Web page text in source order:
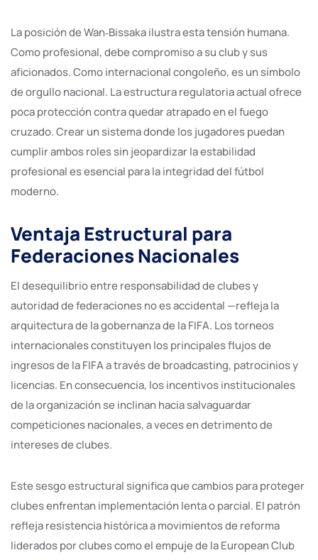
La posición de Wan‑Bissaka ilustra esta tensión humana.
Como profesional, debe compromiso a su club y sus
aficionados. Como internacional congoleño, es un símbolo
de orgullo nacional. La estructura regulatoria actual ofrece
poca protección contra quedar atrapado en el fuego
cruzado. Crear un sistema donde los jugadores puedan
cumplir ambos roles sin jeopardizar la estabilidad
profesional es esencial para la integridad del fútbol
moderno.
Ventaja Estructural para
Federaciones Nacionales
El desequilibrio entre responsabilidad de clubes y
autoridad de federaciones no es accidental —refleja la
arquitectura de la gobernanza de la FIFA. Los torneos
internacionales constituyen los principales flujos de
ingresos de la FIFA a través de broadcasting, patrocinios y
licencias. En consecuencia, los incentivos institucionales
de la organización se inclinan hacia salvaguardar
competiciones nacionales, a veces en detrimento de
intereses de clubes.
Este sesgo estructural significa que cambios para proteger
clubes enfrentan implementación lenta o parcial. El patrón
refleja resistencia histórica a movimientos de reforma
liderados por clubes como el empuje de la European Club